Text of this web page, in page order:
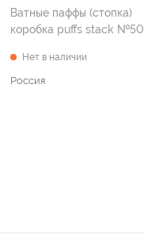
Ватные паффы (стопка)
коробка puffs stack №50
Нет в наличии
Россия